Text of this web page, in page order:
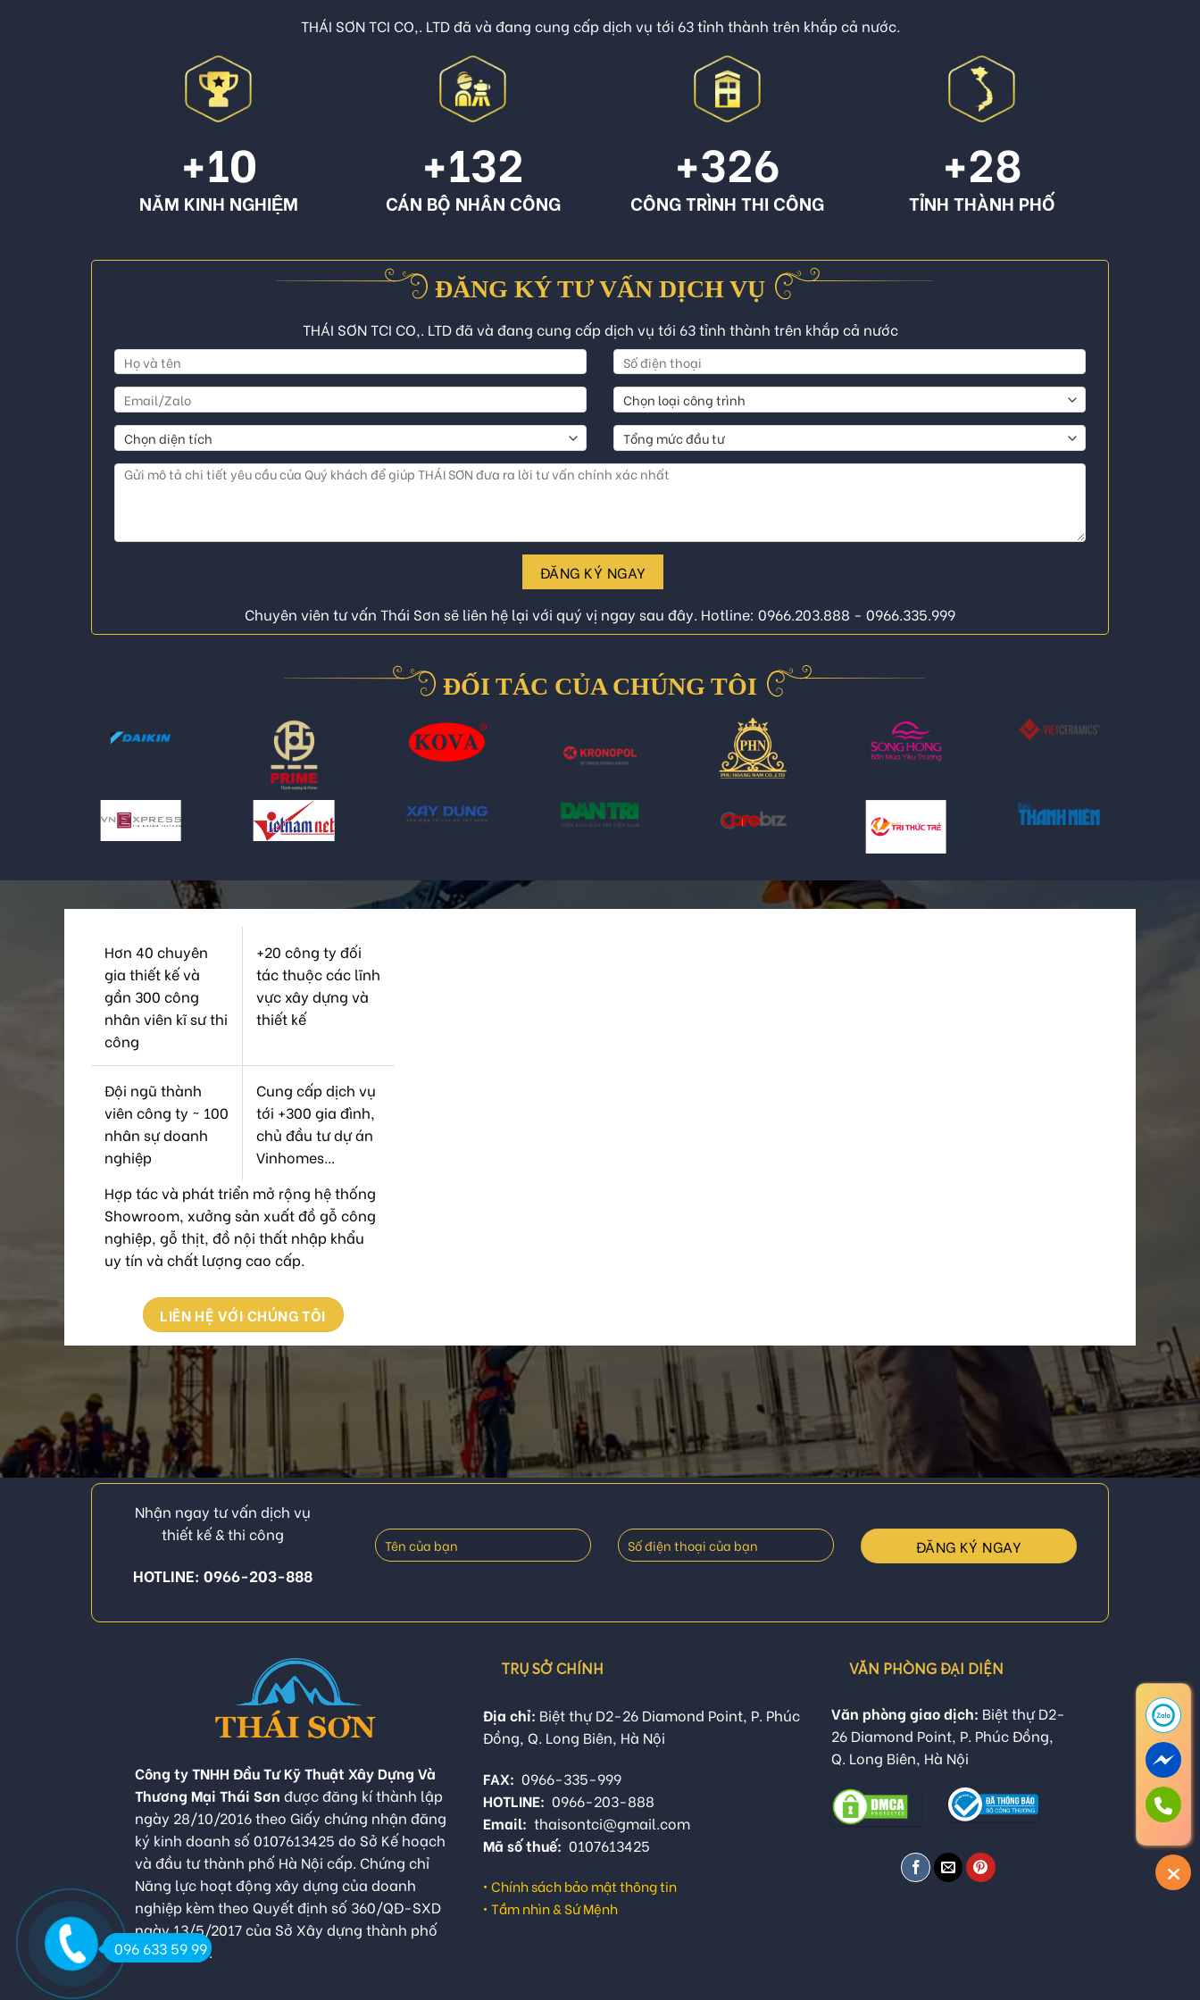
THÁI SƠN TCI CO,. LTD đã và đang cung cấp dịch vụ tới 63 tỉnh thành trên khắp cả nước.
+10
NĂM KINH NGHIỆM
+132
CÁN BỘ NHÂN CÔNG
+326
CÔNG TRÌNH THI CÔNG
+28
TỈNH THÀNH PHỐ
ĐĂNG KÝ TƯ VẤN DỊCH VỤ
THÁI SƠN TCI CO,. LTD đã và đang cung cấp dịch vụ tới 63 tỉnh thành trên khắp cả nước
ĐĂNG KÝ NGAY
Chuyên viên tư vấn Thái Sơn sẽ liên hệ lại với quý vị ngay sau đây. Hotline: 0966.203.888 - 0966.335.999
ĐỐI TÁC CỦA CHÚNG TÔI
Hơn 40 chuyên
gia thiết kế và
gần 300 công
nhân viên kĩ sư thi
công
+20 công ty đối
tác thuộc các lĩnh
vực xây dựng và
thiết kế
Đội ngũ thành
viên công ty ~ 100
nhân sự doanh
nghiệp
Cung cấp dịch vụ
tới +300 gia đình,
chủ đầu tư dự án
Vinhomes...
Hợp tác và phát triển mở rộng hệ thống
Showroom, xưởng sản xuất đồ gỗ công
nghiệp, gỗ thịt, đồ nội thất nhập khẩu
uy tín và chất lượng cao cấp.
LIÊN HỆ VỚI CHÚNG TÔI
Nhận ngay tư vấn dịch vụ
thiết kế & thi công
HOTLINE: 0966-203-888
Công ty TNHH Đầu Tư Kỹ Thuật Xây Dựng Và
Thương Mại Thái Sơn được đăng kí thành lập
ngày 28/10/2016 theo Giấy chứng nhận đăng
ký kinh doanh số 0107613425 do Sở Kế hoạch
và đầu tư thành phố Hà Nội cấp. Chứng chỉ
Năng lực hoạt động xây dựng của doanh
nghiệp kèm theo Quyết định số 360/QĐ-SXD
ngày 13/5/2017 của Sở Xây dựng thành phố
Hà Nội cấp.
TRỤ SỞ CHÍNH
Địa chỉ: Biệt thự D2-26 Diamond Point, P. Phúc
Đồng, Q. Long Biên, Hà Nội
FAX: 0966-335-999
HOTLINE: 0966-203-888
Email: thaisontci@gmail.com
Mã số thuế: 0107613425
• Chính sách bảo mật thông tin
• Tầm nhìn & Sứ Mệnh
VĂN PHÒNG ĐẠI DIỆN
Văn phòng giao dịch: Biệt thự D2-
26 Diamond Point, P. Phúc Đồng,
Q. Long Biên, Hà Nội
096 633 59 99